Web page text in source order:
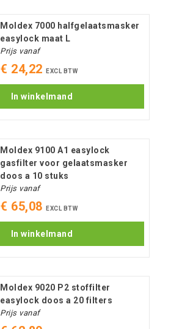
Moldex 7000 halfgelaatsmasker
easylock maat L
Prijs vanaf
€ 24,22 EXCL BTW
In winkelmand
Moldex 9100 A1 easylock
gasfilter voor gelaatsmasker
doos a 10 stuks
Prijs vanaf
€ 65,08 EXCL BTW
In winkelmand
Moldex 9020 P2 stoffilter
easylock doos a 20 filters
Prijs vanaf